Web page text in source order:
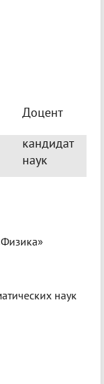
Доцент
кандидат
наук
наук